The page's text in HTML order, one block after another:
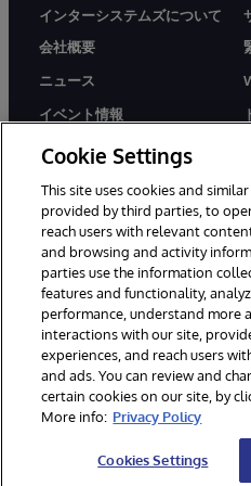
インターシステムズについて
会社概要
ニュース
イベント情報
採用情報
© 1996-2026Y InterSystems
Reserved.
お知らせ／ご利用規約
プライバ
保証について
アクセシビリティ
Cookie Settings
This site uses cookies and
provided by third parties, to
reach users with relevant
and browsing and activity
parties use the information
features and functionality,
performance, understand more
interactions with our site,
experiences, and reach users
and ads. You can review and
certain cookies on our site, by
More info: Privacy Policy
Cookies Settings